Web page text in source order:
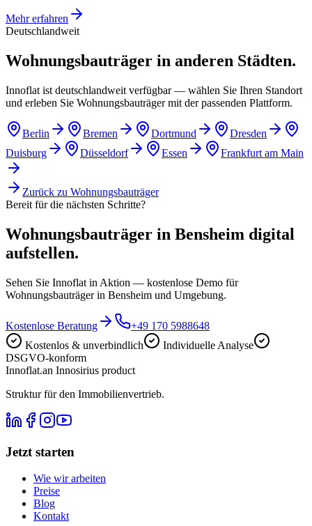
Mehr erfahren
Deutschlandweit
Wohnungsbauträger in anderen Städten.
Innoflat ist deutschlandweit verfügbar — wählen Sie Ihren Standort
und erleben Sie Wohnungsbauträger mit der passenden Plattform.
Berlin Bremen Dortmund
Dresden
Duisburg
Düsseldorf Essen Frankfurt am Main
Zurück zu Wohnungsbauträger
Bereit für die nächsten Schritte?
Wohnungsbauträger in Bensheim digital
aufstellen.
Sehen Sie Innoflat in Aktion — kostenlose Demo für
Wohnungsbauträger in Bensheim und Umgebung.
Kostenlose Beratung
+49 170 5988648
Kostenlos & unverbindlich
Individuelle Analyse
DSGVO-konform
Innoflat.an Innosirius product
Struktur für den Immobilienvertrieb.
Jetzt starten
Wie wir arbeiten
Preise
Blog
Kontakt